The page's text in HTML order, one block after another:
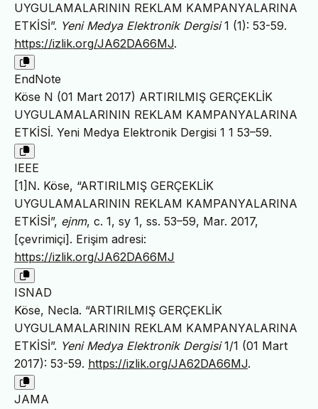
UYGULAMALARININ REKLAM KAMPANYALARINA
ETKİSİ”. Yeni Medya Elektronik Dergisi1 (1): 53-59.
https://izlik.org/JA62DA66MJ.
EndNote
Köse N (01 Mart 2017) ARTIRILMIŞ GERÇEKLİK
UYGULAMALARININ REKLAM KAMPANYALARINA
ETKİSİ. Yeni Medya Elektronik Dergisi 1 1 53–59.
IEEE
[1]N. Köse, “ARTIRILMIŞ GERÇEKLİK
UYGULAMALARININ REKLAM KAMPANYALARINA
ETKİSİ”, ejnm, c. 1, sy 1, ss. 53–59, Mar. 2017,
[çevrimiçi]. Erişim adresi:
https://izlik.org/JA62DA66MJ
ISNAD
Köse, Necla. “ARTIRILMIŞ GERÇEKLİK
UYGULAMALARININ REKLAM KAMPANYALARINA
ETKİSİ”. Yeni Medya Elektronik Dergisi1/1 (01 Mart
2017): 53-59. https://izlik.org/JA62DA66MJ.
JAMA